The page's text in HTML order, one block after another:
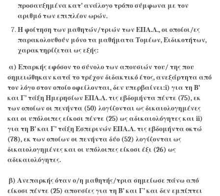
προσαυξημένα κατ’ ανάλογο τρόπο σύμφωνα με τον
αριθμό των επιπλέον ωρών.
Η φοίτηση των μαθητών/τριών των ΕΠΑ.Λ., οι οποίοι/ες
παρακολουθούν μόνο τα μαθήματα Τομέων, Ειδικοτήτων,
χαρακτηρίζεται ως εξής:
α) Επαρκής εφόσον το σύνολο των απουσιών του/ της που
σημειώθηκαν κατά το τρέχον διδακτικό έτος, ανεξάρτητα από
τον λόγο στον οποίο οφείλονται, δεν υπερβαίνει:i) για τη Β’
και Γ’ τάξη Ημερησίων ΕΠΑ.Λ. τις εβδομήντα πέντε (75), εκ
των οποίων οι πενήντα (50) λογίζονται ως δικαιολογημένες
και οι υπόλοιπες είκοσι πέντε (25) ως αδικαιολόγητες καιii)
για τη Β’ και Γ’ τάξη Εσπερινών ΕΠΑ.Λ. τις εβδομήντα οκτώ
(78), εκ των οποίων οι πενήντα δύο (52) λογίζονται ως
δικαιολογημένες και οι υπόλοιπες είκοσι έξι (26) ως
αδικαιολόγητες.
β) Ανεπαρκής όταν ο/η μαθητής/τρια σημείωσε πάνω από
είκοσι πέντε (25) απουσίες για τη Β’ και Γ’ και δεν εμπίπτει